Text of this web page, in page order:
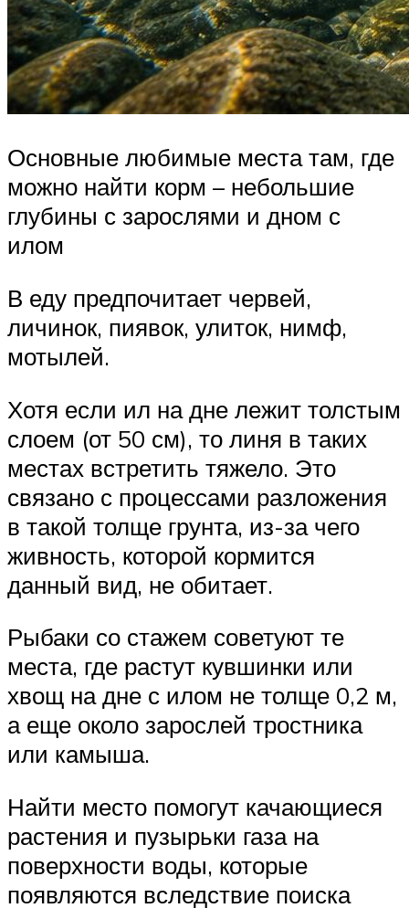
Основные любимые места там, где
можно найти корм – небольшие
глубины с зарослями и дном с
илом
В еду предпочитает червей,
личинок, пиявок, улиток, нимф,
мотылей.
Хотя если ил на дне лежит толстым
слоем (от 50 см), то линя в таких
местах встретить тяжело. Это
связано с процессами разложения
в такой толще грунта, из-за чего
живность, которой кормится
данный вид, не обитает.
Рыбаки со стажем советуют те
места, где растут кувшинки или
хвощ на дне с илом не толще 0,2 м,
а еще около зарослей тростника
или камыша.
Найти место помогут качающиеся
растения и пузырьки газа на
поверхности воды, которые
появляются вследствие поиска